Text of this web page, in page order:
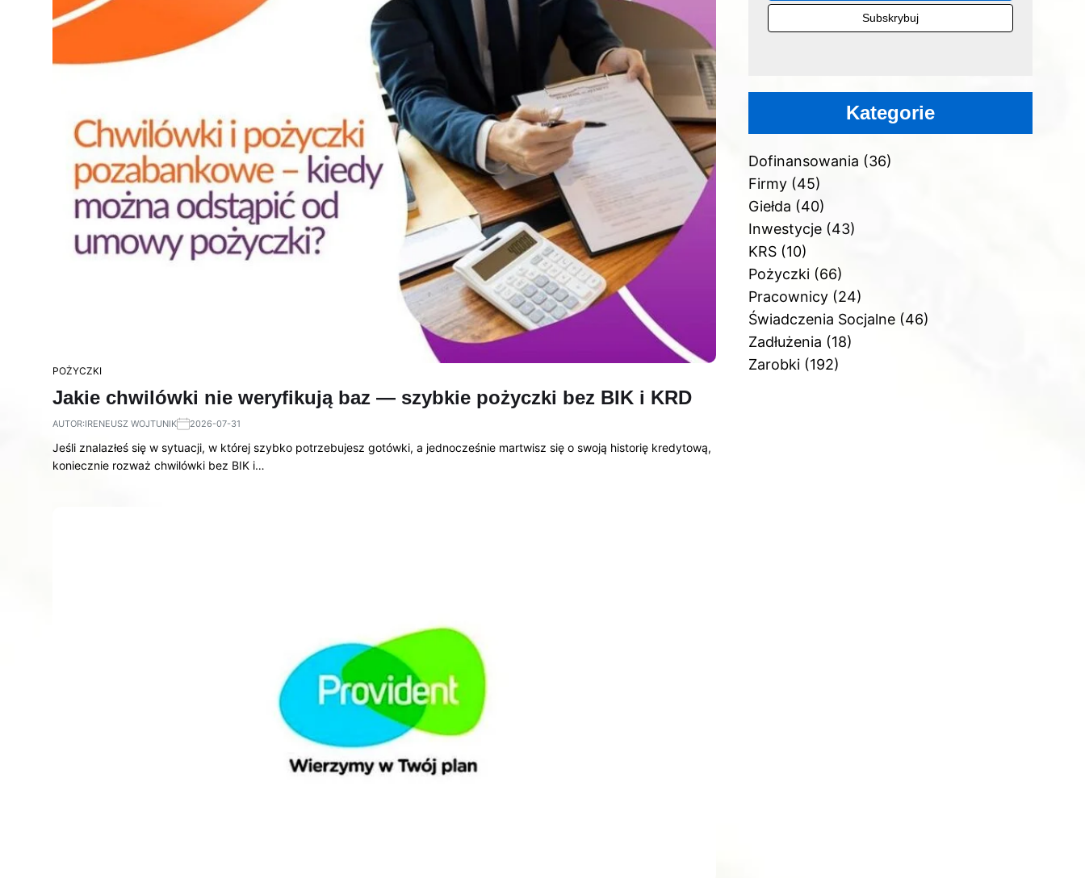
POŻYCZKI
Jakie chwilówki nie weryfikują baz — szybkie pożyczki bez BIK i KRD
AUTOR:IRENEUSZ WOJTUNIK 2026-07-31
Jeśli znalazłeś się w sytuacji, w której szybko potrzebujesz gotówki, a jednocześnie martwisz się o swoją historię kredytową,
koniecznie rozważ chwilówki bez BIK i…
Kategorie
Dofinansowania (36)
Firmy(45)
Giełda (40)
Inwestycje(43)
KRS(10)
Pożyczki(66)
Pracownicy(24)
Świadczenia Socjalne(46)
Zadłużenia (18)
Zarobki(192)